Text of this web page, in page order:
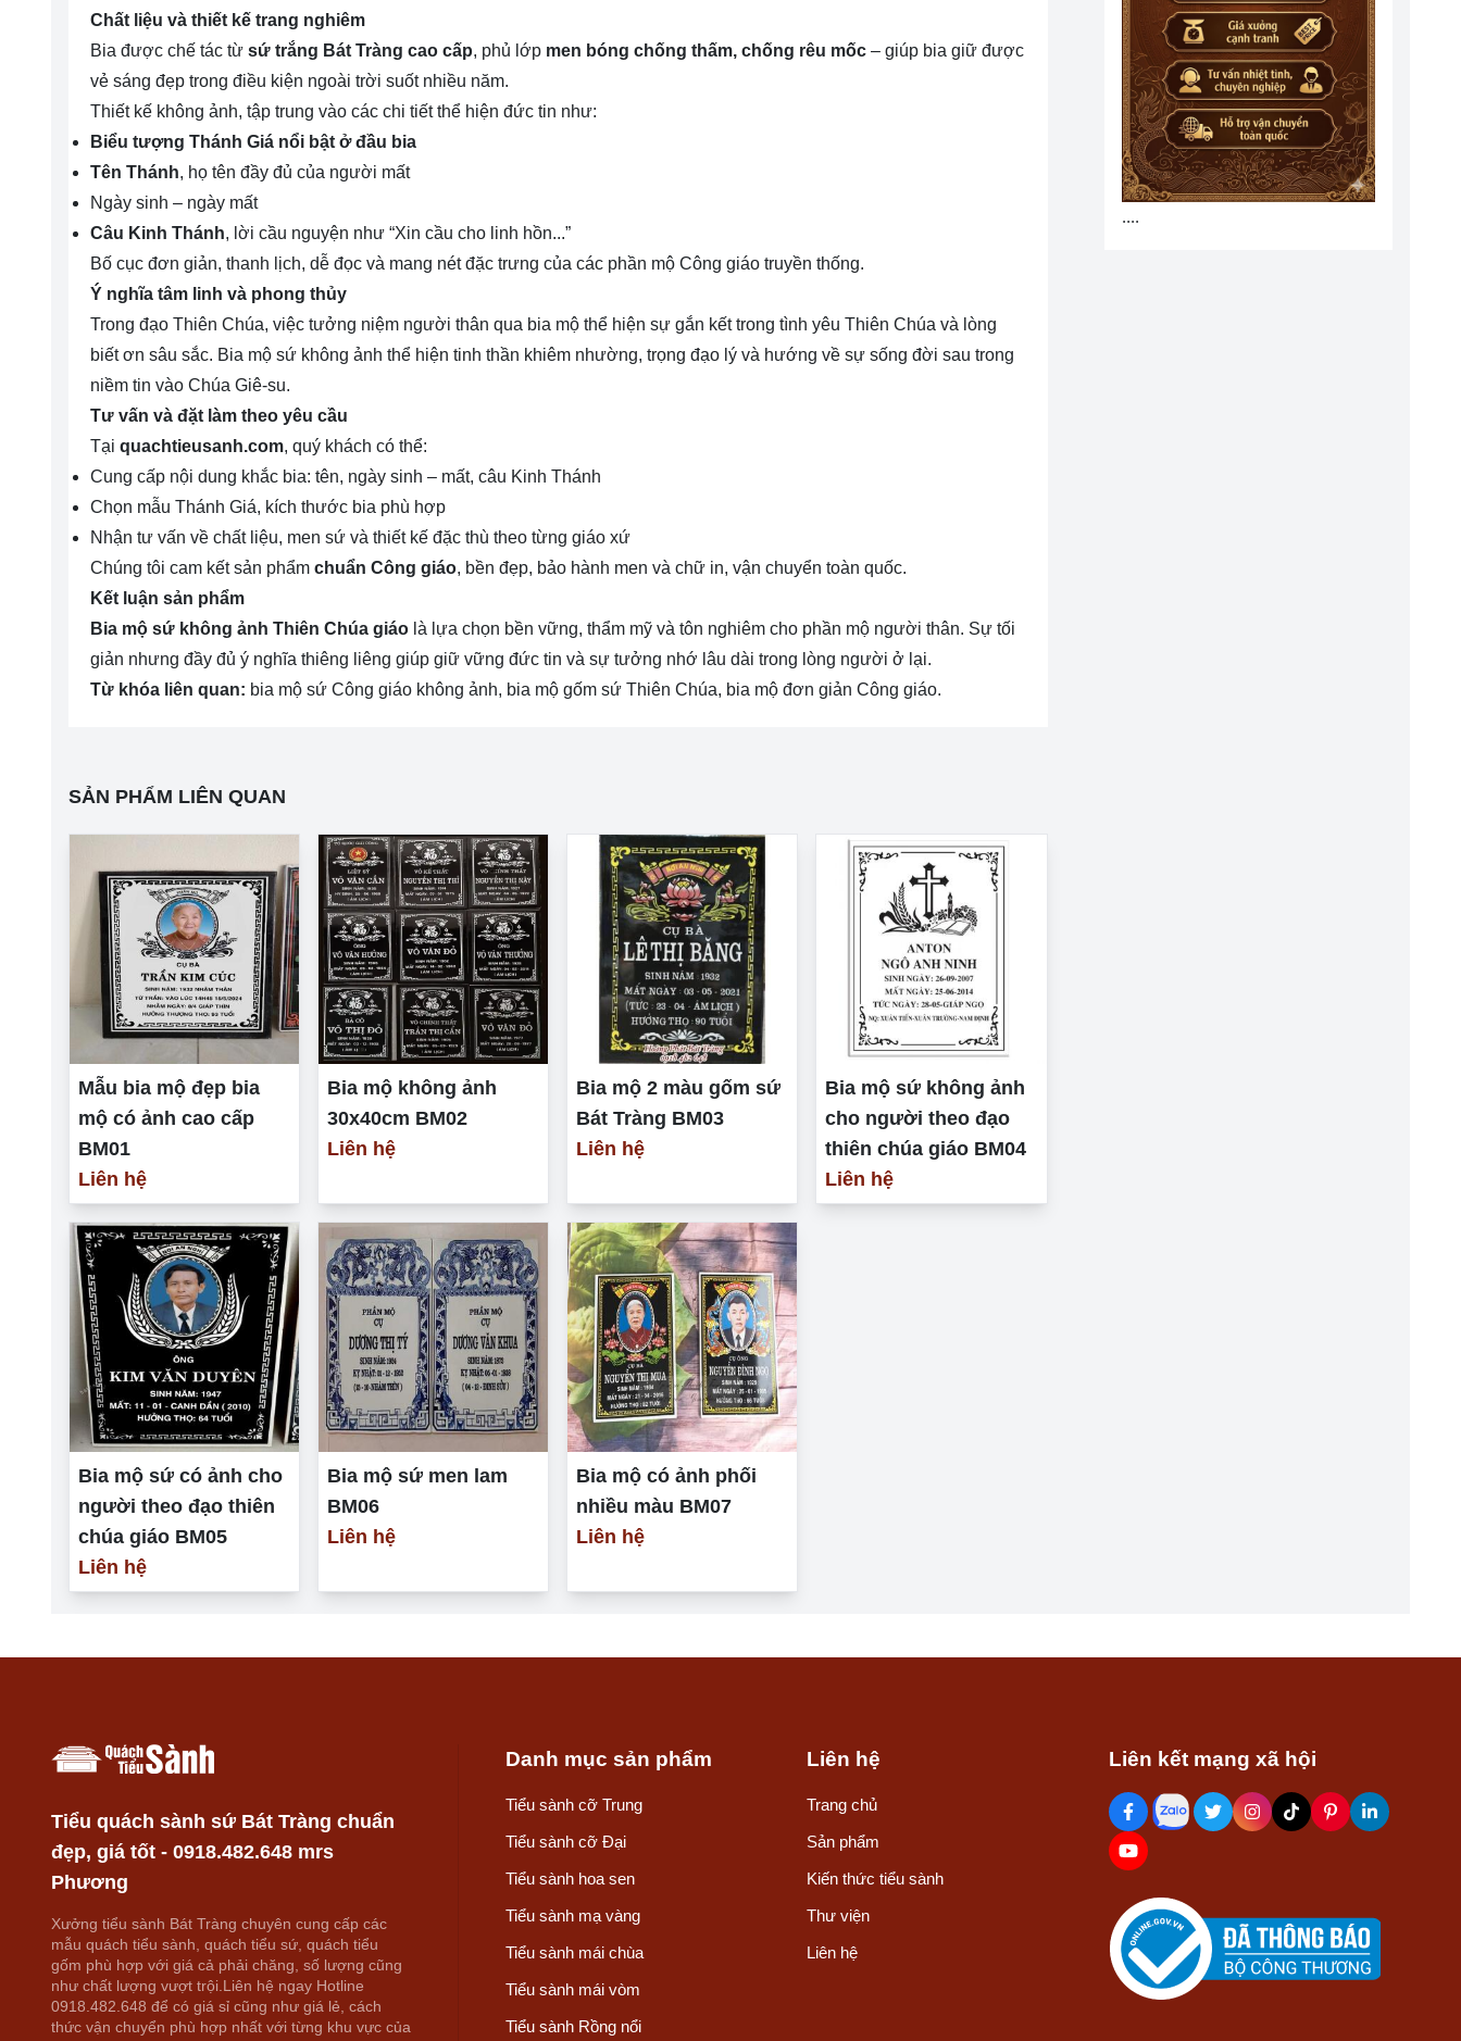
Chất liệu và thiết kế trang nghiêm
Bia được chế tác từ sứ trắng Bát Tràng cao cấp, phủ lớp men bóng chống thấm, chống rêu mốc – giúp bia giữ được
vẻ sáng đẹp trong điều kiện ngoài trời suốt nhiều năm.
Thiết kế không ảnh, tập trung vào các chi tiết thể hiện đức tin như:
Biểu tượng Thánh Giá nổi bật ở đầu bia
Tên Thánh, họ tên đầy đủ của người mất
Ngày sinh – ngày mất
Câu Kinh Thánh, lời cầu nguyện như “Xin cầu cho linh hồn...”
Bố cục đơn giản, thanh lịch, dễ đọc và mang nét đặc trưng của các phần mộ Công giáo truyền thống.
Ý nghĩa tâm linh và phong thủy
Trong đạo Thiên Chúa, việc tưởng niệm người thân qua bia mộ thể hiện sự gắn kết trong tình yêu Thiên Chúa và lòng
biết ơn sâu sắc. Bia mộ sứ không ảnh thể hiện tinh thần khiêm nhường, trọng đạo lý và hướng về sự sống đời sau trong
niềm tin vào Chúa Giê-su.
Tư vấn và đặt làm theo yêu cầu
Tại quachtieusanh.com, quý khách có thể:
Cung cấp nội dung khắc bia: tên, ngày sinh – mất, câu Kinh Thánh
Chọn mẫu Thánh Giá, kích thước bia phù hợp
Nhận tư vấn về chất liệu, men sứ và thiết kế đặc thù theo từng giáo xứ
Chúng tôi cam kết sản phẩm chuẩn Công giáo, bền đẹp, bảo hành men và chữ in, vận chuyển toàn quốc.
Kết luận sản phẩm
Bia mộ sứ không ảnh Thiên Chúa giáo là lựa chọn bền vững, thẩm mỹ và tôn nghiêm cho phần mộ người thân. Sự tối
giản nhưng đầy đủ ý nghĩa thiêng liêng giúp giữ vững đức tin và sự tưởng nhớ lâu dài trong lòng người ở lại.
Từ khóa liên quan: bia mộ sứ Công giáo không ảnh, bia mộ gốm sứ Thiên Chúa, bia mộ đơn giản Công giáo.
SẢN PHẨM LIÊN QUAN
Mẫu bia mộ đẹp bia
mộ có ảnh cao cấp
BM01
Liên hệ
Bia mộ không ảnh
30x40cm BM02
Liên hệ
Bia mộ 2 màu gốm sứ
Bát Tràng BM03
Liên hệ
Bia mộ sứ không ảnh
cho người theo đạo
thiên chúa giáo BM04
Liên hệ
Bia mộ sứ có ảnh cho
người theo đạo thiên
chúa giáo BM05
Liên hệ
Bia mộ sứ men lam
BM06
Liên hệ
Bia mộ có ảnh phối
nhiều màu BM07
Liên hệ
....
Tiểu quách sành sứ Bát Tràng chuẩn
đẹp, giá tốt - 0918.482.648 mrs
Phương
Xưởng tiểu sành Bát Tràng chuyên cung cấp các
mẫu quách tiểu sành, quách tiểu sứ, quách tiểu
gốm phù hợp với giá cả phải chăng, số lượng cũng
như chất lượng vượt trội.Liên hệ ngay Hotline
0918.482.648 để có giá sỉ cũng như giá lẻ, cách
thức vận chuyển phù hợp nhất với từng khu vực của
Danh mục sản phẩm
Tiểu sành cỡ Trung
Tiểu sành cỡ Đại
Tiểu sành hoa sen
Tiểu sành mạ vàng
Tiểu sành mái chùa
Tiểu sành mái vòm
Tiểu sành Rồng nổi
Liên hệ
Trang chủ
Sản phẩm
Kiến thức tiểu sành
Thư viện
Liên hệ
Liên kết mạng xã hội